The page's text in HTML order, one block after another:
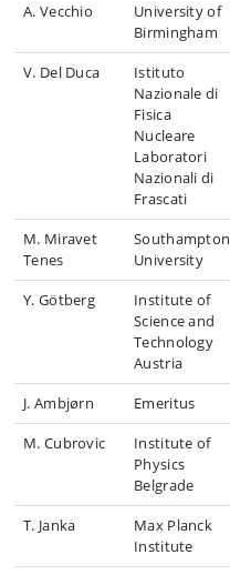
A. Vecchio
University of
Birmingham
V. Del Duca
Istituto
Nazionale di
Fisica
Nucleare
Laboratori
Nazionali di
Frascati
M. Miravet
Tenes
Southampton
University
Y. Götberg
Institute of
Science and
Technology
Austria
J. Ambjørn Emeritus
M. Cubrovic
Institute of
Physics
Belgrade
T. Janka
Max Planck
Institute